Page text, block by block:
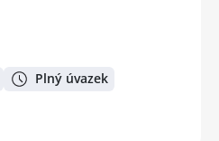
Plný úvazek